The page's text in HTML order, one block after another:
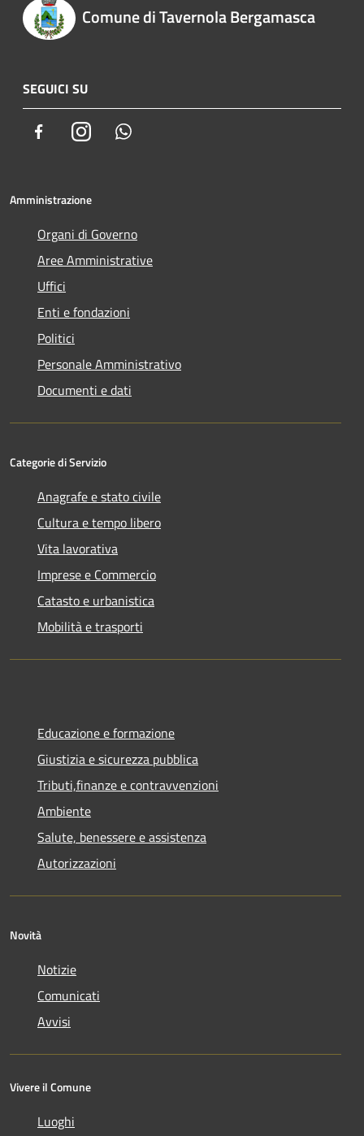
Comune di Tavernola Bergamasca
SEGUICI SU
FacebookInstagram
Amministrazione
Organi di Governo
Aree Amministrative
Uffici
Enti e fondazioni
Politici
Personale Amministrativo
Documenti e dati
Categorie di Servizio
Anagrafe e stato civile
Cultura e tempo libero
Vita lavorativa
Imprese e Commercio
Catasto e urbanistica
Mobilità e trasporti
Educazione e formazione
Giustizia e sicurezza pubblica
Tributi,finanze e contravvenzioni
Ambiente
Salute, benessere e assistenza
Autorizzazioni
Novità
Notizie
Comunicati
Avvisi
Vivere il Comune
Luoghi